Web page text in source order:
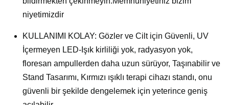
niyetimizdir
KULLANIMI KOLAY: Gözler ve Cilt için Güvenli, UV
İçermeyen LED-Işık kirliliği yok, radyasyon yok,
floresan ampullerden daha uzun sürüyor, Taşınabilir ve
Stand Tasarımı, Kırmızı ışıklı terapi cihazı standı, onu
güvenli bir şekilde dengelemek için yeterince geniş